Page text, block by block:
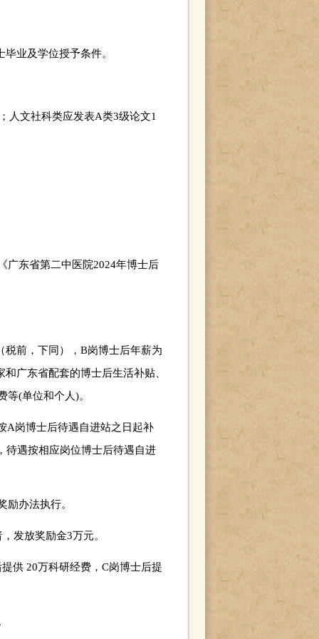
业及学位授予条件。
人文社科类应发表A类3级论文1
广东省第二中医院2024年博士后
前，下同），B岗博士后年薪为
广东省配套的博士后生活补贴、
(单位和个人)。
A岗博士后待遇自进站之日起补
待遇按相应岗位博士后待遇自进
励办法执行。
发放奖励金3万元。
供 20万科研经费，C岗博士后提